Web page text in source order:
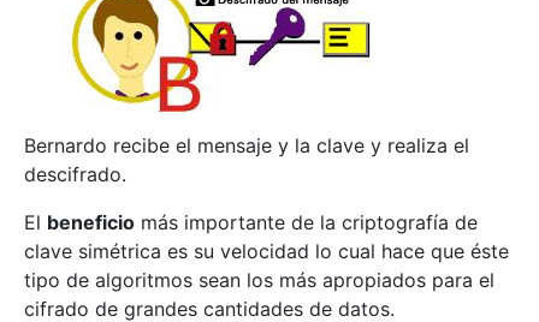
Bernardo recibe el mensaje y la clave y realiza el
descifrado.
El beneficio más importante de la criptografía de
clave simétrica es su velocidad lo cual hace que éste
tipo de algoritmos sean los más apropiados para el
cifrado de grandes cantidades de datos.